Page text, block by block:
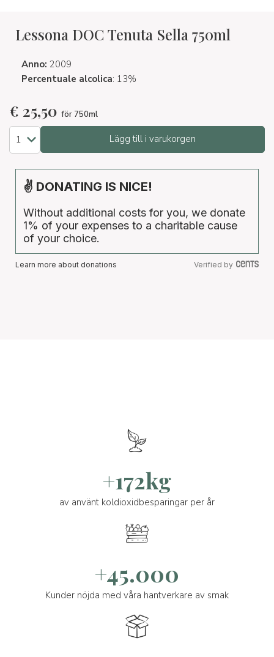
Lessona DOC Tenuta Sella 750ml
Anno: 2009
Percentuale alcolica: 13%
€ 25,50 för 750ml
Lägg till i varukorgen
✌ DONATING IS NICE!
Without additional costs for you, we donate
1% of your expenses to a charitable cause
of your choice.
Learn more about donations Verified by
+172kg
av använt koldioxidbesparingar per år
+45.000
Kunder nöjda med våra hantverkare av smak